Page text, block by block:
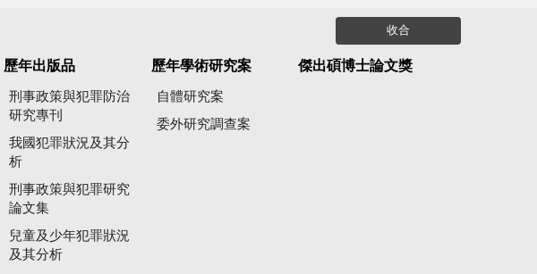
收合
歷年出版品
刑事政策與犯罪防治
研究專刊
我國犯罪狀況及其分
析
刑事政策與犯罪研究
論文集
兒童及少年犯罪狀況
及其分析
歷年學術研究案
自體研究案
委外研究調查案
傑出碩博士論文獎